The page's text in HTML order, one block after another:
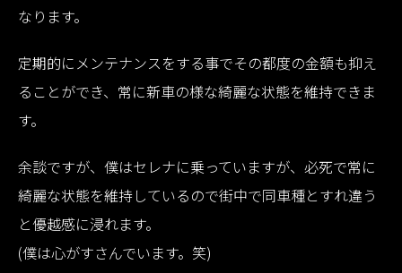
なります。
定期的にメンテナンスをする事でその都度の金額も抑え
ることができ、常に新車の様な綺麗な状態を維持できま
す。
余談ですが、僕はセレナに乗っていますが、必死で常に
綺麗な状態を維持しているので街中で同車種とすれ違う
と優越感に浸れます。
(僕は心がすさんでいます。笑)